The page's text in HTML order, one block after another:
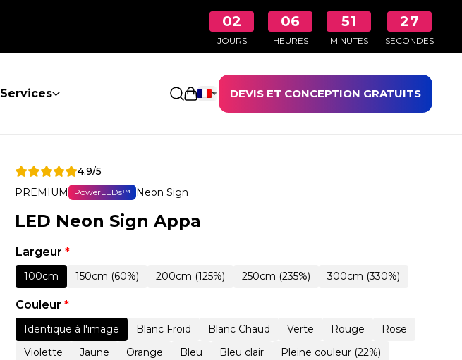
02
JOURS
06
HEURES
51
MINUTES
26
SECONDES
Services Ouvrir le panierDEVIS ET CONCEPTION GRATUITS
4.9/5
PREMIUM
PowerLEDs™ Neon Sign
LED Neon Sign Appa
Largeur *
100cm 150cm (60%) 200cm (125%) 250cm (235%) 300cm (330%)
Couleur *
Identique à l'image Blanc Froid Blanc Chaud Verte Rouge
Rose
Violette
Jaune Orange Bleu Bleu clair Pleine couleur (22%)